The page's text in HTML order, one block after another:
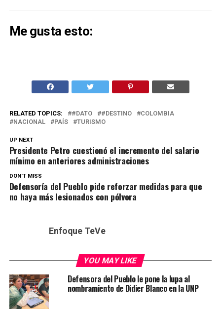
Me gusta esto:
RELATED TOPICS: #DATO #DESTINO
COLOMBIA
NACIONAL
PAÍS TURISMO
UP NEXT
Presidente Petro cuestionó el incremento del salario
mínimo en anteriores administraciones
DON'T MISS
Defensoría del Pueblo pide reforzar medidas para que
no haya más lesionados con pólvora
Enfoque TeVe
YOU MAY LIKE
Defensora del Pueblo le pone la lupa al
nombramiento de Didier Blanco en la UNP